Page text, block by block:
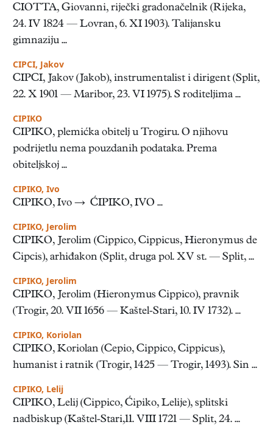
CIOTTA, Giovanni, riječki gradonačelnik (Rijeka,
24. IV 1824 — Lovran, 6. XI 1903). Talijansku
gimnaziju ...
CIPCI, Jakov
CIPCI, Jakov (Jakob), instrumentalist i dirigent (Split,
22. X 1901 — Maribor, 23. VI 1975). S roditeljima ...
CIPIKO
CIPIKO, plemićka obitelj u Trogiru. O njihovu
podrijetlu nema pouzdanih podataka. Prema
obiteljskoj ...
CIPIKO, Ivo
CIPIKO, Ivo → ĆIPIKO, IVO ...
CIPIKO, Jerolim
CIPIKO, Jerolim (Cippico, Cippicus, Hieronymus de
Cipcis), arhiđakon (Split, druga pol. XV st. — Split, ...
CIPIKO, Jerolim
CIPIKO, Jerolim (Hieronymus Cippico), pravnik
(Trogir, 20. VII 1656 — Kaštel-Stari, 10. IV 1732). ...
CIPIKO, Koriolan
CIPIKO, Koriolan (Cepio, Cippico, Cippicus),
humanist i ratnik (Trogir, 1425 — Trogir, 1493). Sin ...
CIPIKO, Lelij
CIPIKO, Lelij (Cippico, Ćipiko, Lelije), splitski
nadbiskup (Kaštel-Stari,11. VIII 1721 — Split, 24. ...